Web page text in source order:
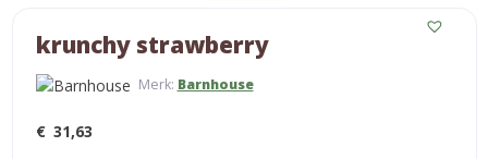
krunchy strawberry
Merk: Barnhouse
€ 31,63